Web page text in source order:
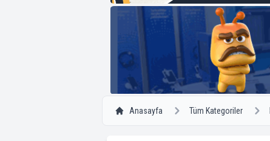
Anasayfa Tüm Kategoriler